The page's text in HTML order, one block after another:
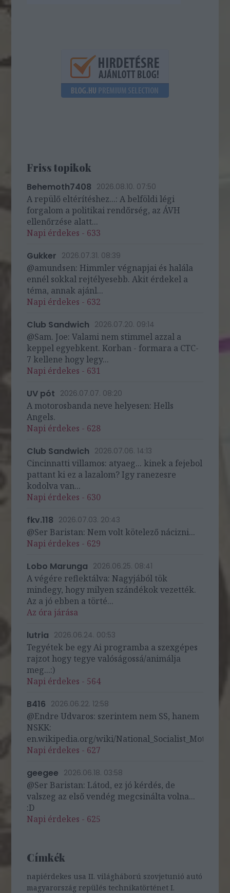
Friss topikok
Behemoth7408 2026.08.10. 07:50
A repülő eltérítéshez...: A belföldi légi
forgalom a politikai rendőrség, az ÁVH
ellenőrzése alatt...
Napi érdekes - 633
Gukker 2026.07.31. 08:39
@amundsen: Himmler végnapjai és halála
ennél sokkal rejtélyesebb. Akit érdekel a
téma, annak ajánl...
Napi érdekes - 632
Club Sandwich 2026.07.20. 09:14
@Sam. Joe: Valami nem stimmel azzal a
keppel egyebkent. Korban - formara a CTC-
7 kellene hogy legy...
Napi érdekes - 631
UV pót 2026.07.07. 08:20
A motorosbanda neve helyesen: Hells
Angels.
Napi érdekes - 628
Club Sandwich 2026.07.06. 14:13
Cincinnatti villamos: atyaeg... kinek a fejebol
pattant ki ez a lazalom? Igy ranezesre
kodolva van...
Napi érdekes - 630
fkv.118 2026.07.03. 20:43
@Ser Baristan: Nem volt kötelező nácizni...
Napi érdekes - 629
Lobo Marunga 2026.06.25. 08:41
A végére reflektálva: Nagyjából tök
mindegy, hogy milyen szándékok vezették.
Az a jó ebben a törté...
Az óra járása
lutria 2026.06.24. 00:53
Tegyétek be egy Ai programba a szexgépes
rajzot hogy tegye valóságossá/animálja
meg...:)
Napi érdekes - 564
B416 2026.06.22. 12:58
@Endre Udvaros: szerintem nem SS, hanem
NSKK:
en.wikipedia.org/wiki/
Napi érdekes - 627
geegee 2026.06.18. 03:58
@Ser Baristan: Látod, ez jó kérdés, de
valszeg az első vendég megcsinálta volna...
:D
Napi érdekes - 625
Címkék
napiérdekes usa II. világháború szovjetunió autó
magyarország repülés technikatörténet I.